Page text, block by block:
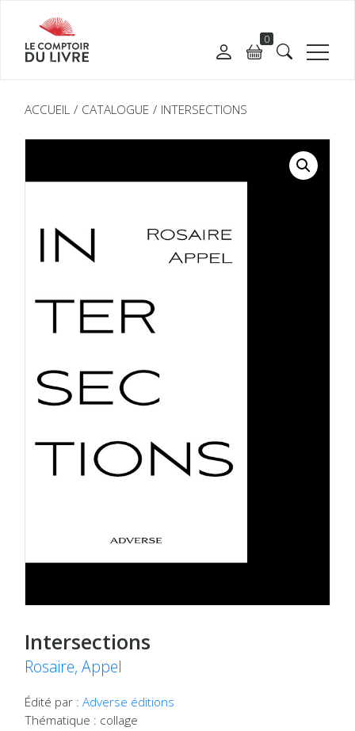
0
ACCUEIL CATALOGUE INTERSECTIONS
Intersections
Rosaire, Appel
Édité par :Adverse éditions
Thématique : collage